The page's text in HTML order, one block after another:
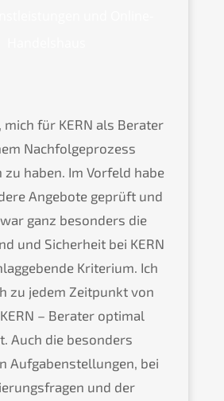
mich für KERN als Berater
Nachfolgeprozess
zu haben. Im Vorfeld habe
Angebote geprüft und
ganz besonders die
und Sicherheit bei KERN
Kriterium. Ich
zu jedem Zeitpunkt von
– Berater optimal
Auch die besonders
Aufgabenstellungen, bei
und der